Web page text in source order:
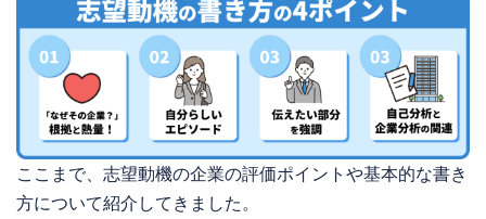
ここまで、志望動機の企業の評価ポイントや基本的な書き
方について紹介してきました。